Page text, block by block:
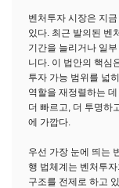
벤처투자 시장은 지
있다. 최근 발의된 벤
기간을 늘리거나 일
니다. 이 법안의 핵심
투자 가능 범위를 넓
역할을 재정렬하는
더 빠르고, 더 투명하
에 가깝다.
우선 가장 눈에 띄는
행 법체계는 벤처투
구조를 전제로 하고